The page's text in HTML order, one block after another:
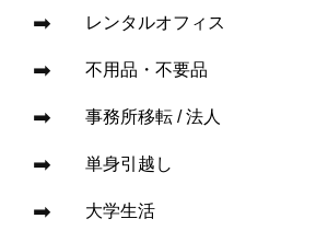
レンタルオフィス
不用品・不要品
事務所移転 / 法人
単身引越し
大学生活